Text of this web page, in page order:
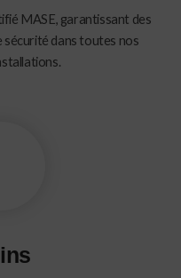
MASE, garantissant des
sécurité dans toutes nos